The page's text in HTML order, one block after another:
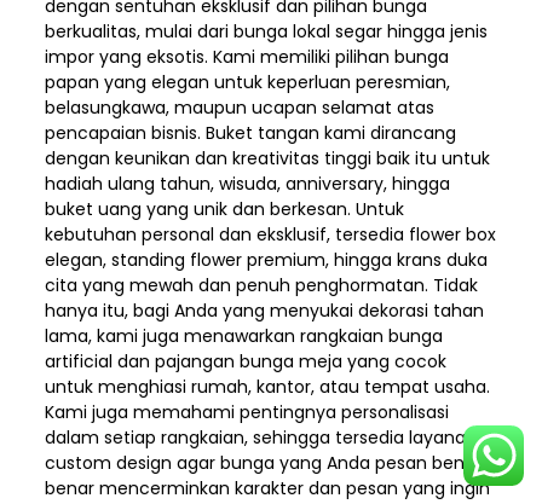
dengan sentuhan eksklusif dan pilihan bunga
berkualitas, mulai dari bunga lokal segar hingga jenis
impor yang eksotis. Kami memiliki pilihan bunga
papan yang elegan untuk keperluan peresmian,
belasungkawa, maupun ucapan selamat atas
pencapaian bisnis. Buket tangan kami dirancang
dengan keunikan dan kreativitas tinggi baik itu untuk
hadiah ulang tahun, wisuda, anniversary, hingga
buket uang yang unik dan berkesan. Untuk
kebutuhan personal dan eksklusif, tersedia flower box
elegan, standing flower premium, hingga krans duka
cita yang mewah dan penuh penghormatan. Tidak
hanya itu, bagi Anda yang menyukai dekorasi tahan
lama, kami juga menawarkan rangkaian bunga
artificial dan pajangan bunga meja yang cocok
untuk menghiasi rumah, kantor, atau tempat usaha.
Kami juga memahami pentingnya personalisasi
dalam setiap rangkaian, sehingga tersedia layanan
custom design agar bunga yang Anda pesan benar-
benar mencerminkan karakter dan pesan yang ingin